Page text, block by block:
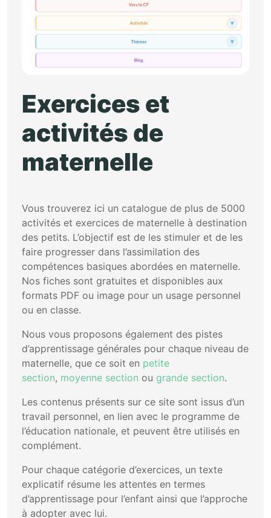
Exercices et
activités de
maternelle
Vous trouverez ici un catalogue de plus de 5000
activités et exercices de maternelle à destination
des petits. L’objectif est de les stimuler et de les
faire progresser dans l’assimilation des
compétences basiques abordées en maternelle.
Nos fiches sont gratuites et disponibles aux
formats PDF ou image pour un usage personnel
ou en classe.
Nous vous proposons également des pistes
d’apprentissage générales pour chaque niveau de
maternelle, que ce soit en petite
section, moyenne section ou grande section.
Les contenus présents sur ce site sont issus d’un
travail personnel, en lien avec le programme de
l’éducation nationale, et peuvent être utilisés en
complément.
Pour chaque catégorie d’exercices, un texte
explicatif résume les attentes en termes
d’apprentissage pour l’enfant ainsi que l’approche
à adopter avec lui.